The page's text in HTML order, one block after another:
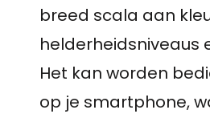
breed scala aan
helderheidsniveaus
Het kan worden
op je smartphone,